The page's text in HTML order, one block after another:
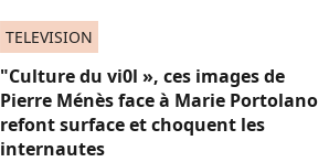
TELEVISION
"Culture du vi0l », ces images de
Pierre Ménès face à Marie Portolano
refont surface et choquent les
internautes